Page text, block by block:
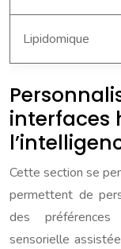
Lipidomique
interfaces
Cette section se
permettent de
des préférences
sensorielle